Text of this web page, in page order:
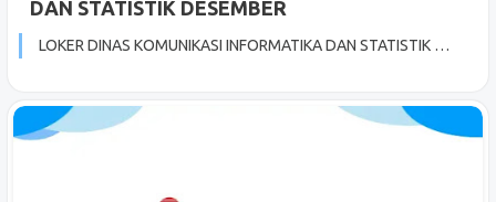
DAN STATISTIK DESEMBER
LOKER DINAS KOMUNIKASI INFORMATIKA DAN STATISTIK …